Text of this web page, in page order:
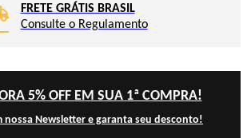
FRETE GRÁTIS BRASIL
Consulte o Regulamento
5% OFF EM SUA 1ª COMPRA!
nossa Newsletter e garanta seu desconto!